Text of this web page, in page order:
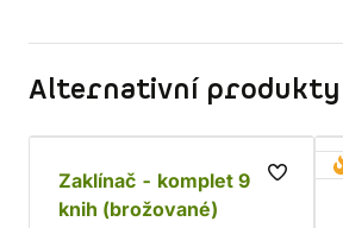
Alternativní produkty
Zaklínač - komplet 9
knih (brožované)